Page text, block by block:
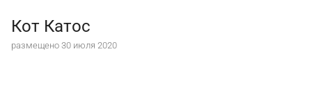
Кот Катос
размещено 30 июля 2020